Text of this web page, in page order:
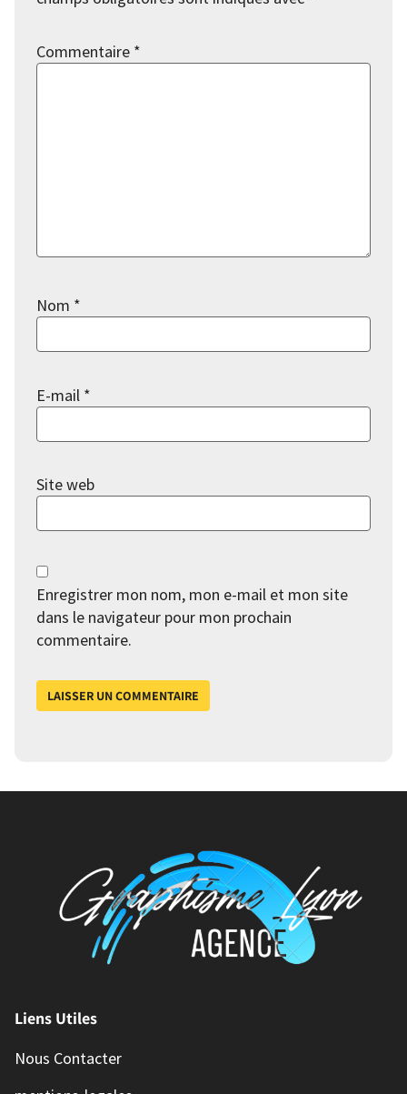
Commentaire *
Nom *
E-mail *
Site web
Enregistrer mon nom, mon e-mail et mon site
dans le navigateur pour mon prochain
commentaire.
Liens Utiles
Nous Contacter